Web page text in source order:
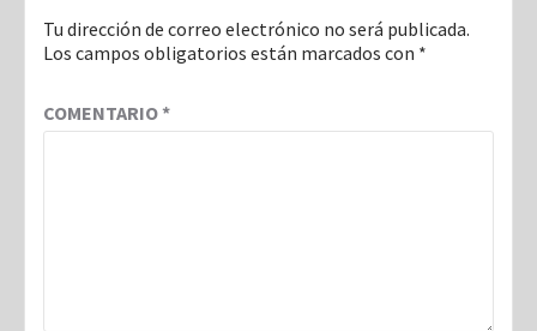
Tu dirección de correo electrónico no será publicada.
Los campos obligatorios están marcados con *
COMENTARIO*